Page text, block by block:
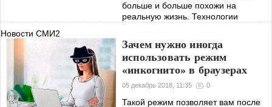
больше и больше похожи на
реальную жизнь. Технологии
видеоигры молодежи и детей, и это
не может не
Новости СМИ2
Зачем нужно иногда
использовать режим
«инкогнито» в браузерах
05 декабрь 2018, 11:35 0
Такой режим позволяет вам после